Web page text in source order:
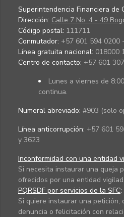
Superintendencia Financiera de
Dirección: Calle 7 No. 4 - 49
Código postal: 111711
Conmutador: +57 601 594 0200
Línea gratuita nacional: 018000
Centro de contacto: +57 601
Lunes a viernes de
continua.
Numeral abreviado: #903 (solo
Línea anticorrupción: +57 601
y 3623
Inconformidad con una entidad
Si necesita instaurar una queja
ofrecidos por una entidad
PQRSDF por servicios de la SFC:
Si quiere instaurar una petición,
denuncia o felicitación con